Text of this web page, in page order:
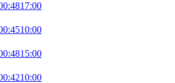
17:00
10:00
15:00
10:00